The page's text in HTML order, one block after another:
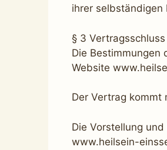
ihrer selbständigen
§ 3
Die Bestimmungen
Website
Der Vertrag kommt
Die Vorstellung
www.heilsein-